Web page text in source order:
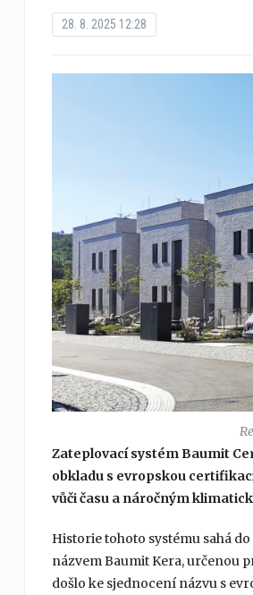
28. 8. 2025 12:28
Zateplovací systém Baumit
obkladu s evropskou
vůči času a náročným
Historie tohoto systému sahá
názvem Baumit Kera, určenou
došlo ke sjednocení názvu s